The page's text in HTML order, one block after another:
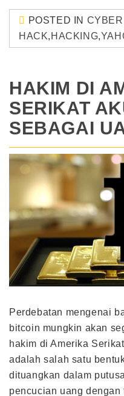
POSTED IN
HACK, HACKING,
HAKIM DI
SERIKAT
SEBAGAI
Perdebatan mengenai
bitcoin mungkin akan
hakim di Amerika
adalah salah satu
dituangkan dalam
pencucian uang